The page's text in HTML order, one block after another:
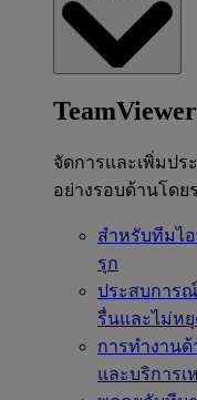
จัดการและเพิ่มป
อย่างรอบด้านโดย
สำหรับทีมไ
รุก
ประสบการ
รื่นและไม่ห
การทำงานด้
และบริการ